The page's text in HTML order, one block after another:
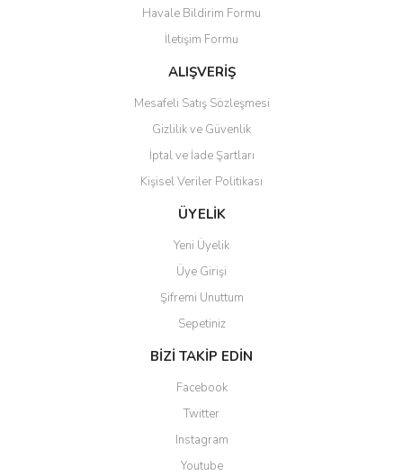
Ürün bilgilerinde hatalar bulunuyor.
Ürün fiyatı diğer sitelerden daha pahalı.
Bu ürüne benzer farklı alternatifler olmalı.
Gönder
Havale Bildirim Formu
İletişim Formu
ALIŞVERİŞ
Mesafeli Satış Sözleşmesi
Gizlilik ve Güvenlik
İptal ve İade Şartları
Kişisel Veriler Politikası
ÜYELİK
Yeni Üyelik
Üye Girişi
Şifremi Unuttum
Sepetiniz
BİZİ TAKİP EDİN
Facebook
Twitter
Instagram
Youtube